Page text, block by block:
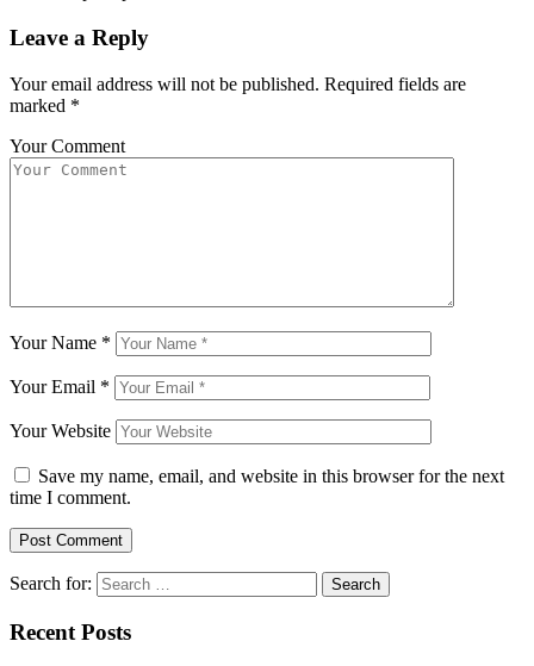
Leave a Reply
Your email address will not be published. Required fields are
marked *
Your Comment
Your Name *
Your Email *
Your Website
Save my name, email, and website in this browser for the next
time I comment.
Search for:
Recent Posts